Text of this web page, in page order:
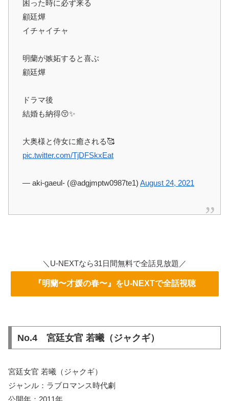
困った時に必ず来る
顧廷燁
イチャイチャ
明蘭が嫉妬すると喜ぶ
顧廷燁
ドラマ後
結婚も納得😚✨
大奥様と侍女に癒される🥰
pic.twitter.com/TjDFSkxEat
— aki-gaeul- (@adgjmptw0987te1) August 24, 2021
＼U-NEXTなら31日間無料で全話見放題／
『明蘭〜才媛の春〜』をU-NEXTで全話視聴
No.4 宮廷女官 若曦（ジャクギ）
宮廷女官 若曦（ジャクギ）
ジャンル：ラブロマンス時代劇
公開年：2011年